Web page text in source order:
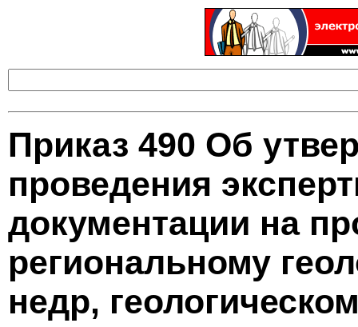
Приказ 490 Об
проведения
документации на
региональному
недр,